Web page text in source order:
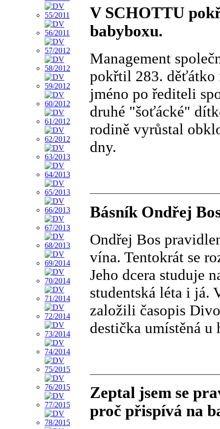
V SCHOTTU
babyboxu.
Management
pokřtil 283. děťátko
jméno po řediteli
druhé "šoťácké"
rodině vyrůstal
dny.
Básník Ondřej
Ondřej Bos
vína. Tentokrát se
Jeho dcera studuje
studentská léta i já.
založili časopis
destička umístěná
Zeptal jsem se
proč přispívá na